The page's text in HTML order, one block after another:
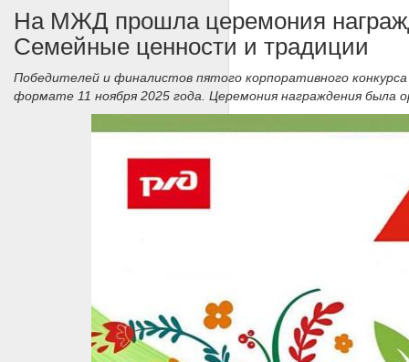
На МЖД прошла церемония
Семейные ценности и традиции
Победителей и финалистов пятого корпоративного
формате 11 ноября 2025 года. Церемония награждения была